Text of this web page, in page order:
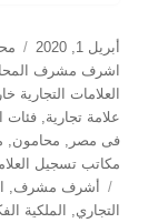
نُشرت
في
أبريل 1, 2020
اشرف مشرف
العلامات التجارية
علامة تجارية ,فئات
فى مصر
محامون
مكاتب تسجيل
الوسوم
أشرف مشرف
التجاري
الملكية